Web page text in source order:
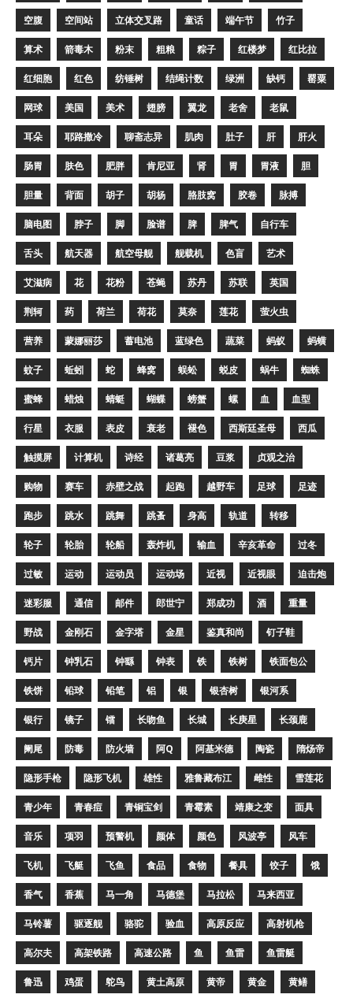
空腹 空间站 立体交叉路 童话 端午节 竹子
算术 箭毒木 粉末 粗粮 粽子 红楼梦 红比拉
红细胞 红色 纺锤树 结绳计数 绿洲 缺钙 罂粟
网球 美国 美术 翅膀 翼龙 老舍 老鼠
耳朵 耶路撒冷 聊斋志异 肌肉 肚子 肝 肝火
肠胃 肤色 肥胖 肯尼亚 肾 胃 胃液 胆
胆量 背面 胡子 胡杨 胳肢窝 胶卷 脉搏
脑电图 脖子 脚 脸谱 脾 脾气 自行车
舌头 航天器 航空母舰 舰载机 色盲 艺术
艾滋病 花 花粉 苍蝇 苏丹 苏联 英国
荆轲 药 荷兰 荷花 莫奈 莲花 萤火虫
营养 蒙娜丽莎 蓄电池 蓝绿色 蔬菜 蚂蚁 蚂蟥
蚊子 蚯蚓 蛇 蜂窝 蜈蚣 蜕皮 蜗牛 蜘蛛
蜜蜂 蜡烛 蜻蜓 蝴蝶 螃蟹 螺 血 血型
行星 衣服 表皮 衰老 褪色 西斯廷圣母 西瓜
触摸屏 计算机 诗经 诸葛亮 豆浆 贞观之治
购物 赛车 赤壁之战 起跑 越野车 足球 足迹
跑步 跳水 跳舞 跳蚤 身高 轨道 转移
轮子 轮胎 轮船 轰炸机 输血 辛亥革命 过冬
过敏 运动 运动员 运动场 近视 近视眼 迫击炮
迷彩服 通信 邮件 郎世宁 郑成功 酒 重量
野战 金刚石 金字塔 金星 鉴真和尚 钉子鞋
钙片 钟乳石 钟繇 钟表 铁 铁树 铁面包公
铁饼 铅球 铅笔 铝 银 银杏树 银河系
银行 镜子 镭 长吻鱼 长城 长庚星 长颈鹿
阑尾 防毒 防火墙 阿Q 阿基米德 陶瓷 隋炀帝
隐形手枪 隐形飞机 雄性 雅鲁藏布江 雌性 雪莲花
青少年 青春痘 青铜宝剑 青霉素 靖康之变 面具
音乐 项羽 预警机 颜体 颜色 风波亭 风车
飞机 飞艇 飞鱼 食品 食物 餐具 饺子 饿
香气 香蕉 马一角 马德堡 马拉松 马来西亚
马铃薯 驱逐舰 骆驼 验血 高原反应 高射机枪
高尔夫 高架铁路 高速公路 鱼 鱼雷 鱼雷艇
鲁迅 鸡蛋 鸵鸟 黄土高原 黄帝 黄金 黄鳝